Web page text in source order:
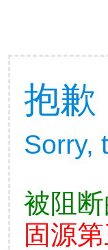
抱歉
Sorry,
被阻断
固源